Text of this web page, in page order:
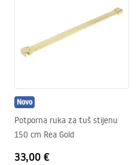
Novo
Potporna ruka za tuš stijenu
150 cm Rea Gold
33,00 €